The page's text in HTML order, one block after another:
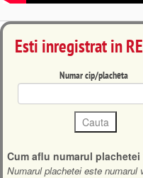
Esti inregistrat in
Numar cip/placheta
Cum aflu numarul plachetei
Numarul plachetei este numarul